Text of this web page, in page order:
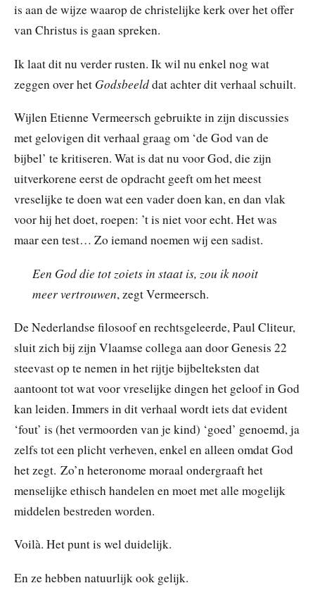
is aan de wijze waarop de christelijke kerk over het offer
van Christus is gaan spreken.
Ik laat dit nu verder rusten. Ik wil nu enkel nog wat
zeggen over het Godsbeelddat achter dit verhaal schuilt.
Wijlen Etienne Vermeersch gebruikte in zijn discussies
met gelovigen dit verhaal graag om ‘de God van de
bijbel’ te kritiseren. Wat is dat nu voor God, die zijn
uitverkorene eerst de opdracht geeft om het meest
vreselijke te doen wat een vader doen kan, en dan vlak
voor hij het doet, roepen: ’t is niet voor echt. Het was
maar een test… Zo iemand noemen wij een sadist.
Een God die tot zoiets in staat is, zou ik nooit
meer vertrouwen, zegt Vermeersch.
De Nederlandse filosoof en rechtsgeleerde, Paul Cliteur,
sluit zich bij zijn Vlaamse collega aan door Genesis 22
steevast op te nemen in het rijtje bijbelteksten dat
aantoont tot wat voor vreselijke dingen het geloof in God
kan leiden. Immers in dit verhaal wordt iets dat evident
‘fout’ is (het vermoorden van je kind) ‘goed’ genoemd, ja
zelfs tot een plicht verheven, enkel en alleen omdat God
het zegt. Zo’n heteronome moraal ondergraaft het
menselijke ethisch handelen en moet met alle mogelijk
middelen bestreden worden.
Voilà. Het punt is wel duidelijk.
En ze hebben natuurlijk ook gelijk.